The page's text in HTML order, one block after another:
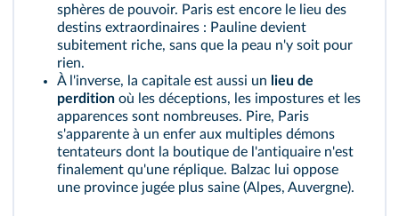
sphères de pouvoir. Paris est encore le lieu des
destins extraordinaires : Pauline devient
subitement riche, sans que la peau n'y soit pour
rien.
À l'inverse, la capitale est aussi un lieu de
perdition où les déceptions, les impostures et les
apparences sont nombreuses. Pire, Paris
s'apparente à un enfer aux multiples démons
tentateurs dont la boutique de l'antiquaire n'est
finalement qu'une réplique. Balzac lui oppose
une province jugée plus saine (Alpes, Auvergne).